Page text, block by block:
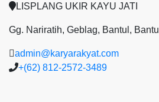
LISPLANG UKIR KAYU JATI
Gg. Nariratih, Geblag, Bantul, Bantul
admin@karyarakyat.com
+(62) 812-2572-3489